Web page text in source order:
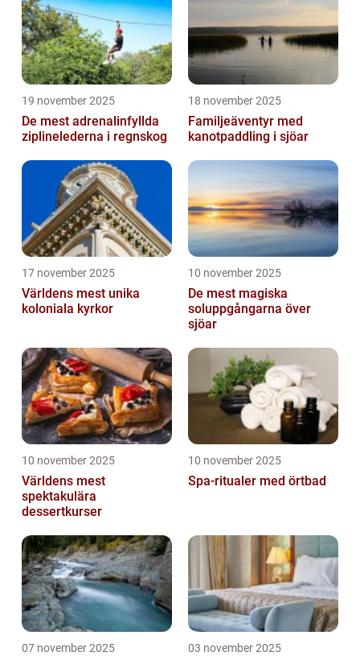
19 november 2025
De mest adrenalinfyllda
ziplinelederna i regnskog
18 november 2025
Familjeäventyr med
kanotpaddling i sjöar
17 november 2025
Världens mest unika
koloniala kyrkor
10 november 2025
De mest magiska
soluppgångarna över
sjöar
10 november 2025
Världens mest
spektakulära
dessertkurser
10 november 2025
Spa-ritualer med örtbad
07 november 2025 03 november 2025